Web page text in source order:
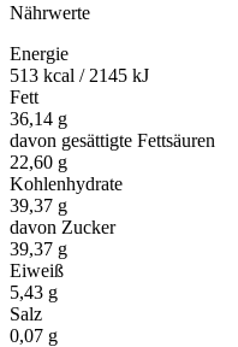
Nährwerte
Energie
513 kcal / 2145 kJ
Fett
36,14 g
davon gesättigte Fettsäuren
22,60 g
Kohlenhydrate
39,37 g
davon Zucker
39,37 g
Eiweiß
5,43 g
Salz
0,07 g